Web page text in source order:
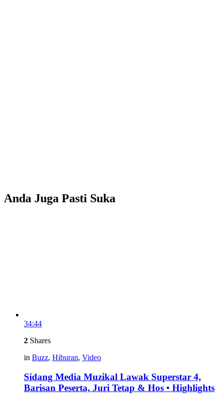
Anda Juga Pasti Suka
34:44
2 Shares
in Buzz, Hiburan, Video
Sidang Media Muzikal Lawak Superstar 4,
Barisan Peserta, Juri Tetap & Hos • Highlights